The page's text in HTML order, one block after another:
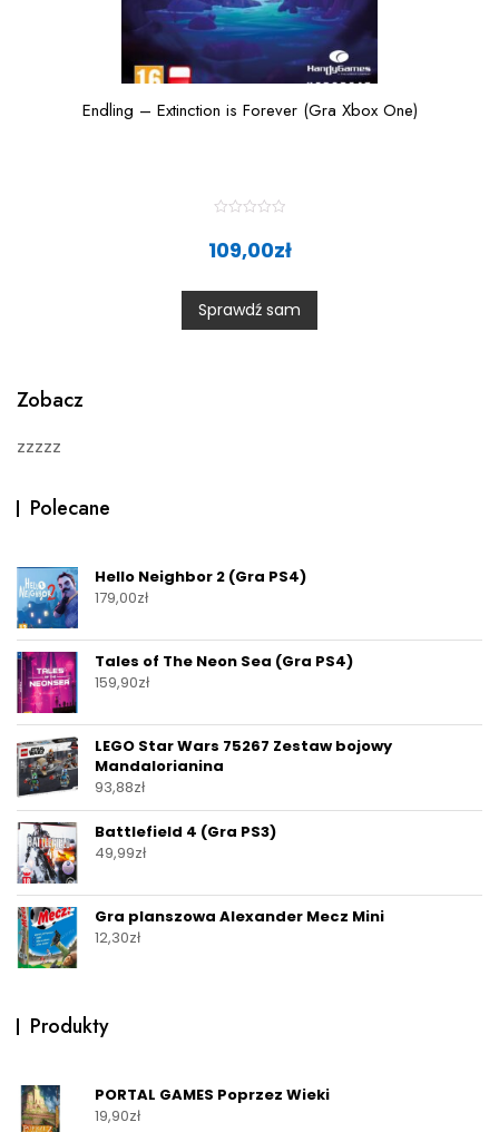
Endling – Extinction is Forever (Gra Xbox One)
a
0
o
t
109,00zł
Sprawdź sam
Zobacz
zzzzz
Polecane
Hello Neighbor 2 (Gra PS4)
179,00zł
Tales of The Neon Sea (Gra PS4)
159,90zł
LEGO Star Wars 75267 Zestaw bojowy
Mandalorianina
93,88zł
Battlefield 4 (Gra PS3)
49,99zł
Gra planszowa Alexander Mecz Mini
12,30zł
Produkty
PORTAL GAMES Poprzez Wieki
19,90zł